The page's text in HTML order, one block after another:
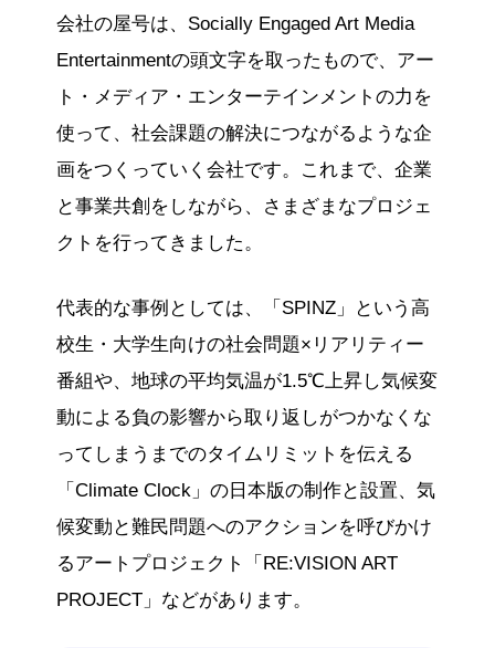
会社の屋号は、Socially Engaged Art Media
Entertainmentの頭文字を取ったもので、アー
ト・メディア・エンターテインメントの力を
使って、社会課題の解決につながるような企
画をつくっていく会社です。これまで、企業
と事業共創をしながら、さまざまなプロジェ
クトを行ってきました。
代表的な事例としては、「SPINZ」という高
校生・大学生向けの社会問題×リアリティー
番組や、地球の平均気温が1.5℃上昇し気候変
動による負の影響から取り返しがつかなくな
ってしまうまでのタイムリミットを伝える
「Climate Clock」の日本版の制作と設置、気
候変動と難民問題へのアクションを呼びかけ
るアートプロジェクト「RE:VISION ART
PROJECT」などがあります。